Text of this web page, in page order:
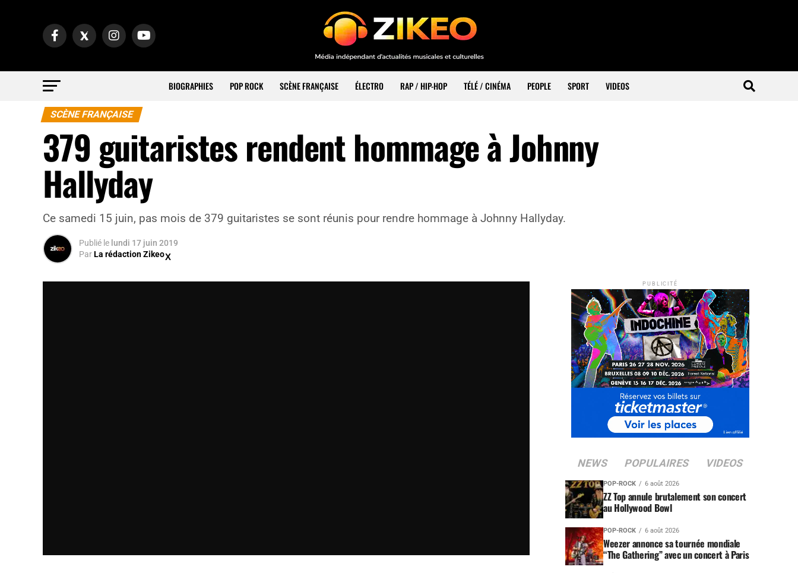
BIOGRAPHIES POP ROCK SCÈNE FRANÇAISE ÉLECTRO RAP / HIP-HOP TÉLÉ / CINÉMA PEOPLE SPORT VIDEOS
SCÈNE FRANÇAISE
379 guitaristes rendent hommage à Johnny
Hallyday
Ce samedi 15 juin, pas mois de 379 guitaristes se sont réunis pour rendre hommage à Johnny Hallyday.
Publié le lundi 17 juin 2019
ParLa rédaction Zikeo
PUBLICITÉ
NEWS POPULAIRES VIDEOS
POP-ROCK 6 août 2026
ZZ Top annule brutalement son concert
au Hollywood Bowl
POP-ROCK 6 août 2026
Weezer annonce sa tournée mondiale
“The Gathering” avec un concert à Paris